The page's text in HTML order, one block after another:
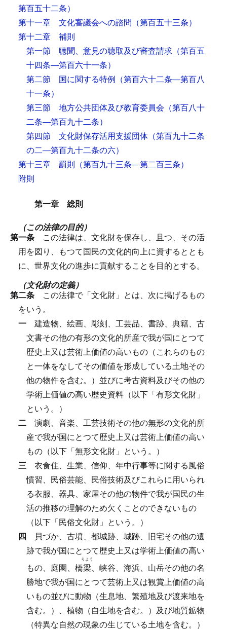
第百五十二条）
第十一章 文化審議会への諮問 （第百五十三条）
第十二章 補則
第一節 聴聞、意見の聴取及び審査請求 （第百五
十四条―第百六十一条）
第二節 国に関する特例 （第百六十二条―第百八
十一条）
第三節 地方公共団体及び教育委員会 （第百八十
二条―第百九十二条）
第四節 文化財保存活用支援団体 （第百九十二条
の二―第百九十二条の六）
第十三章 罰則 （第百九十三条―第二百三条）
附則
第一章 総則
（この法律の目的）
第一条 この法律は、文化財を保存し、且つ、その活
用を図り、もつて国民の文化的向上に資するととも
に、世界文化の進歩に貢献することを目的とする。
（文化財の定義）
第二条 この法律で「文化財」とは、次に掲げるもの
をいう。
一 建造物、絵画、彫刻、工芸品、書跡、典籍、古
文書その他の有形の文化的所産で我が国にとつて
歴史上又は芸術上価値の高いもの（これらのもの
と一体をなしてその価値を形成している土地その
他の物件を含む。）並びに考古資料及びその他の
学術上価値の高い歴史資料（以下「有形文化財」
という。）
二 演劇、音楽、工芸技術その他の無形の文化的所
産で我が国にとつて歴史上又は芸術上価値の高い
もの（以下「無形文化財」という。）
三 衣食住、生業、信仰、年中行事等に関する風俗
慣習、民俗芸能、民俗技術及びこれらに用いられ
る衣服、器具、家屋その他の物件で我が国民の生
活の推移の理解のため欠くことのできないもの
（以下「民俗文化財」という。）
四
貝づか、古墳、都城跡、城跡、旧宅その他の遺
跡で我が国にとつて歴史上又は学術上価値の高い
もの、庭園、橋梁
りよう
、峡谷、海浜、山岳その他の名
勝地で我が国にとつて芸術上又は観賞上価値の高
いもの並びに動物（生息地、繁殖地及び渡来地を
含む。）、植物（自生地を含む。）及び地質鉱物
（特異な自然の現象の生じている土地を含む。）